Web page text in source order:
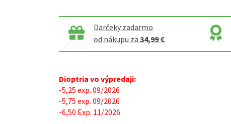
Darčeky zadarmo
od nákupu za34,99 €
Dioptria vo výpredaji:
-5,25 exp. 09/2026
-5,75 exp. 09/2026
-6,50 Exp. 11/2026